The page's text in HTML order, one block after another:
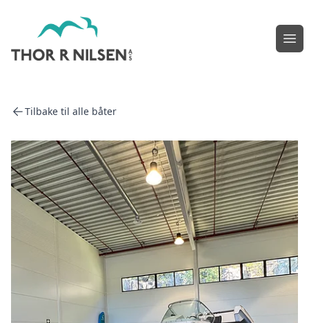
Tilbake til alle båter